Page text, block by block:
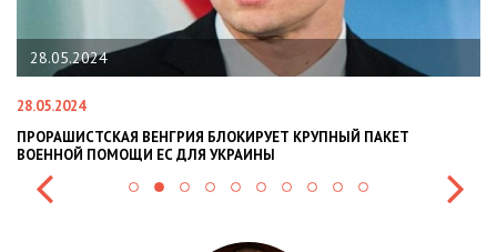
28.05.2024
28.05.2024
ПРОРАШИСТСКАЯ ВЕНГРИЯ БЛОКИРУЕТ КРУПНЫЙ ПАКЕТ
ВОЕННОЙ ПОМОЩИ ЕС ДЛЯ УКРАИНЫ